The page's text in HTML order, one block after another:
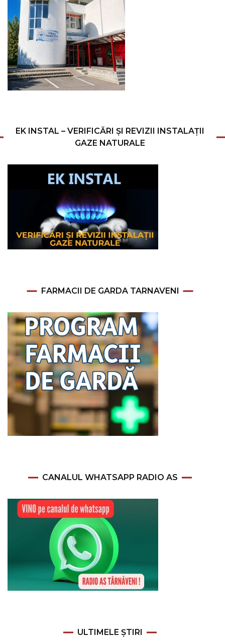
EK INSTAL – VERIFICĂRI ȘI REVIZII INSTALAȚII
GAZE NATURALE
FARMACII DE GARDA TARNAVENI
CANALUL WHATSAPP RADIO AS
ULTIMELE ȘTIRI